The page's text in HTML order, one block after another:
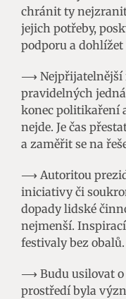
chránit ty
jejich potřeby,
podporu a
⟶ Nejpřijatelnější
pravidelných
konec politikaření
nejde. Je čas
a zaměřit se na
⟶ Autoritou
iniciativy či
dopady lidské
nejmenší.
festivaly bez
⟶ Budu usilovat o
prostředí byla